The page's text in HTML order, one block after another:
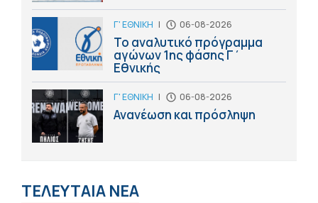
Γ' ΕΘΝΙΚΗ | 06-08-2026
Το αναλυτικό πρόγραμμα
αγώνων 1ης φάσης Γ΄
Εθνικής
Γ' ΕΘΝΙΚΗ | 06-08-2026
Ανανέωση και πρόσληψη
ΤΕΛΕΥΤΑΙΑ ΝΕΑ